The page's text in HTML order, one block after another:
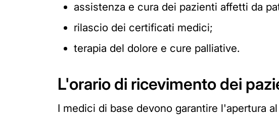
assistenza e cura dei pazienti affetti da
rilascio dei certificati medici;
terapia del dolore e cure palliative.
L'orario di ricevimento dei
I medici di base devono garantire l'apertura